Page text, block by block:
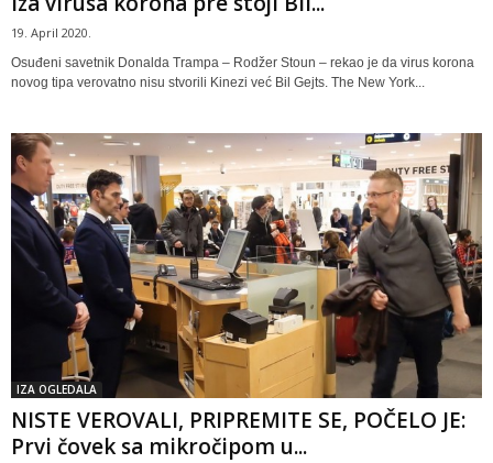
19. April 2020.
Osuđeni savetnik Donalda Trampa – Rodžer Stoun – rekao je da virus korona
novog tipa verovatno nisu stvorili Kinezi već Bil Gejts. The New York...
IZA OGLEDALA
NISTE VEROVALI, PRIPREMITE SE, POČELO JE:
Prvi čovek sa mikročipom u...